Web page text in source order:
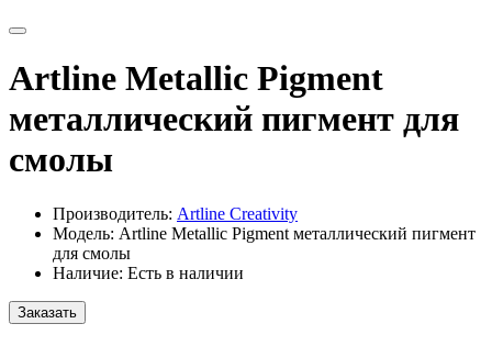
Artline Metallic Pigment
металлический пигмент для
смолы
Производитель: Artline Creativity
Модель: Artline Metallic Pigment металлический пигмент
для смолы
Наличие: Есть в наличии
Заказать